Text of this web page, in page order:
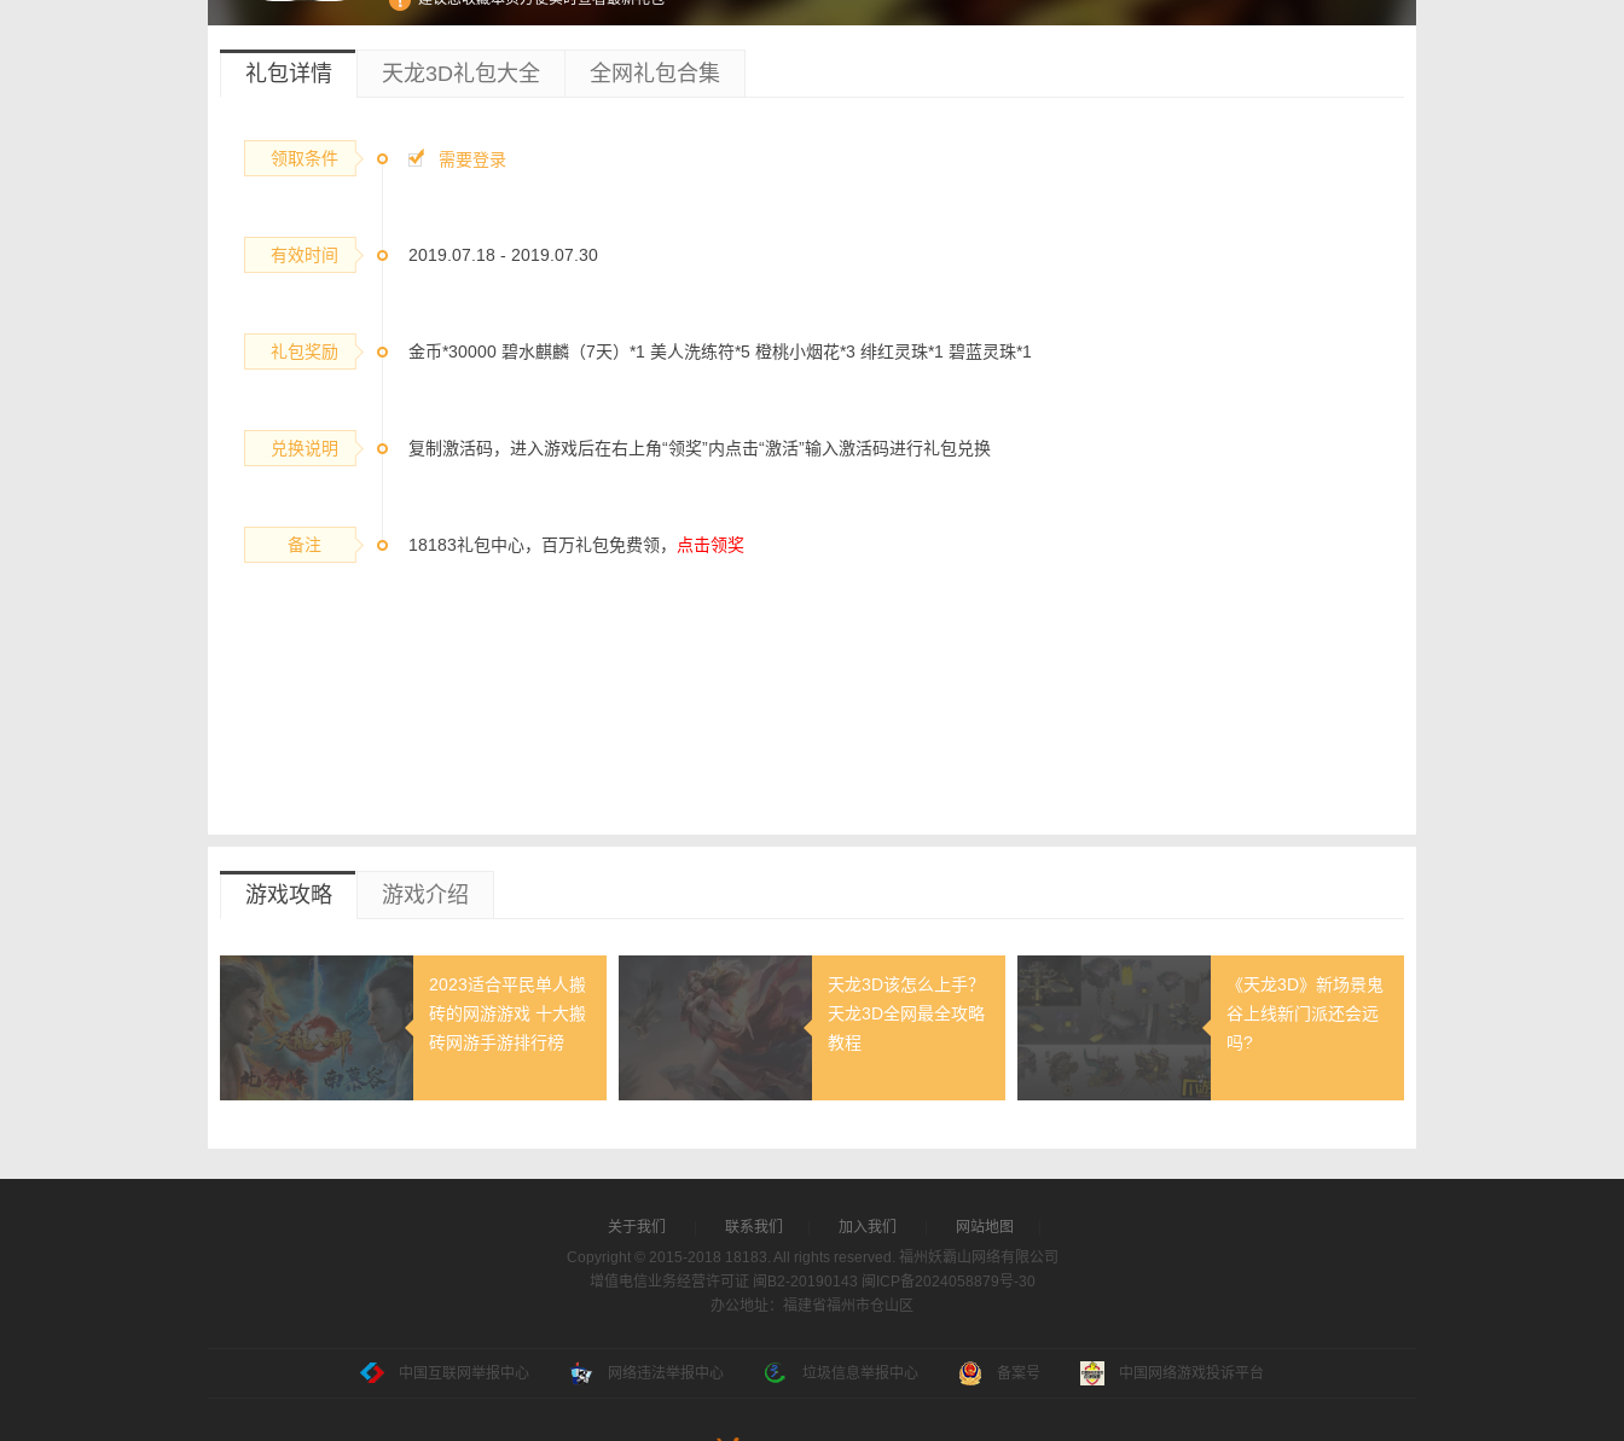
礼包详情 天龙3D礼包大全 全网礼包合集
领取条件 需要登录
有效时间 2019.07.18 - 2019.07.30
礼包奖励 金币*30000 碧水麒麟（7天）*1 美人洗练符*5 橙桃小烟花*3 绯红灵珠*1 碧蓝灵珠*1
兑换说明 复制激活码，进入游戏后在右上角“领奖”内点击“激活”输入激活码进行礼包兑换
备注 18183礼包中心，百万礼包免费领， 点击领奖
游戏攻略 游戏介绍
2023适合平民单人搬
砖的网游游戏 十大搬
砖网游手游排行榜
天龙3D该怎么上手？
天龙3D全网最全攻略
教程
《天龙3D》新场景鬼
谷上线新门派还会远
吗?
关于我们 联系我们 加入我们 网站地图
Copyright © 2015-2018 18183. All rights reserved. 福州妖霸山网络有限公司
增值电信业务经营许可证 闽B2-20190143 闽ICP备2024058879号-30
办公地址：福建省福州市仓山区
中国互联网举报中心 网络违法举报中心 垃圾信息举报中心 备案号 中国网络游戏投诉平台